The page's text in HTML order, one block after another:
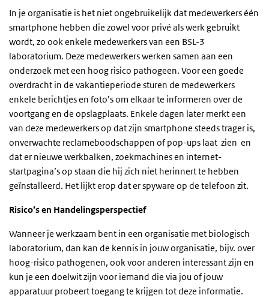
In je organisatie is het niet ongebruikelijk dat medewerkers één
smartphone hebben die zowel voor privé als werk gebruikt
wordt, zo ook enkele medewerkers van een BSL-3
laboratorium. Deze medewerkers werken samen aan een
onderzoek met een hoog risico pathogeen. Voor een goede
overdracht in de vakantieperiode sturen de medewerkers
enkele berichtjes en foto’s om elkaar te informeren over de
voortgang en de opslagplaats. Enkele dagen later merkt een
van deze medewerkers op dat zijn smartphone steeds trager is,
onverwachte reclameboodschappen of pop-ups laat zien en
dat er nieuwe werkbalken, zoekmachines en internet-
startpagina’s op staan die hij zich niet herinnert te hebben
geïnstalleerd. Het lijkt erop dat er spyware op de telefoon zit.
Risico’s en Handelingsperspectief
Wanneer je werkzaam bent in een organisatie met biologisch
laboratorium, dan kan de kennis in jouw organisatie, bijv. over
hoog-risico pathogenen, ook voor anderen interessant zijn en
kun je een doelwit zijn voor iemand die via jou of jouw
apparatuur probeert toegang te krijgen tot deze informatie.